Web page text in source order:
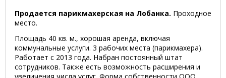
Продается парикмахерская на Лобанка. Проходное
место.
Площадь 40 кв. м., хорошая аренда, включая
коммунальные услуги. 3 рабочих места (парикмахера).
Работает с 2013 года. Набран постоянный штат
сотрудников. Также есть возможность расширения и